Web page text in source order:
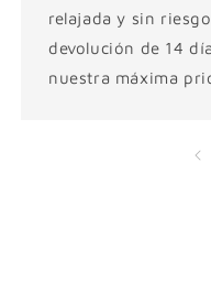
relajada y sin
devolución de 14
nuestra máxima